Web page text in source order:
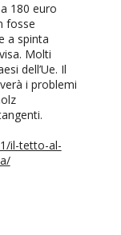
180 euro
fosse
a spinta
Molti
dell’Ue. Il
i problemi
il-tetto-al-